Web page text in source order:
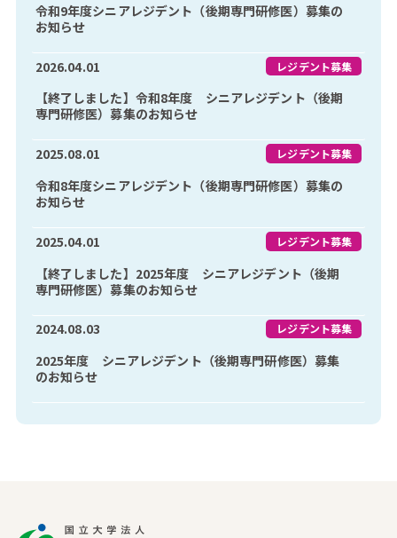
令和9年度シニアレジデント（後期専門研修医）募集の
お知らせ
2026.04.01 レジデント募集
【終了しました】令和8年度 シニアレジデント（後期
専門研修医）募集のお知らせ
2025.08.01 レジデント募集
令和8年度シニアレジデント（後期専門研修医）募集の
お知らせ
2025.04.01 レジデント募集
【終了しました】2025年度 シニアレジデント（後期
専門研修医）募集のお知らせ
2024.08.03 レジデント募集
2025年度 シニアレジデント（後期専門研修医）募集
のお知らせ